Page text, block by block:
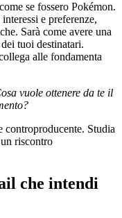
se fossero Pokémon.
interessi e preferenze,
Sarà come avere una
tuoi destinatari.
alle fondamenta
vuole ottenere da te il
controproducente. Studia
riscontro
che intendi